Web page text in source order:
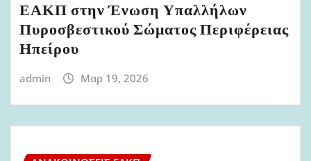
ΕΑΚΠ στην Ένωση Υπαλλήλων
Πυροσβεστικού Σώματος Περιφέρειας
Ηπείρου
admin Μαρ 19, 2026